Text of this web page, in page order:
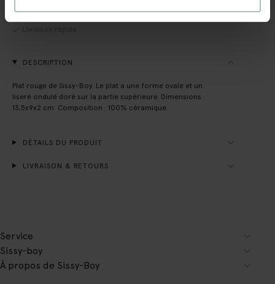
Payer après coup
DESCRIPTION
Plat rouge de Sissy-Boy. Le plat a une forme ovale et un
liseré ondulé doré sur la partie supérieure. Dimensions :
13,5x9x2 cm. Composition : 100% céramique.
DÉTAILS DU PRODUIT
LIVRAISON & RETOURS
Service
Sissy-boy
À propos de Sissy-Boy